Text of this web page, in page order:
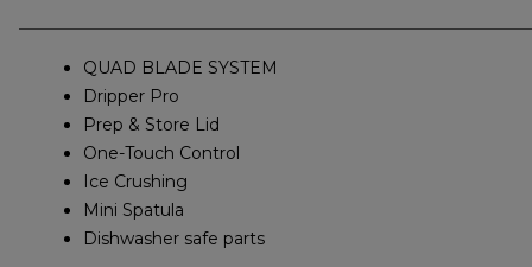
QUAD BLADE SYSTEM
Dripper Pro
Prep & Store Lid
One-Touch Control
Ice Crushing
Mini Spatula
Dishwasher safe parts